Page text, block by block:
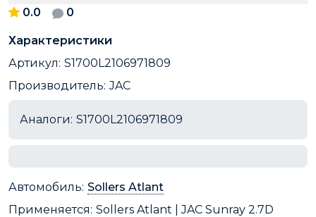
0.0 0
Характеристики
Артикул: S1700L2106971809
Производитель: JAC
Аналоги: S1700L2106971809
Автомобиль: Sollers Atlant
Применяется: Sollers Atlant | JAC Sunray 2.7D